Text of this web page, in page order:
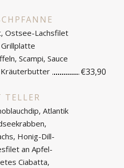
Ostsee-Lachsfilet
Scampi, Sauce
Kräuterbutter
€33,90
TELLER
Atlantik
Honig-Dill-
an Apfel-
Ciabatta,